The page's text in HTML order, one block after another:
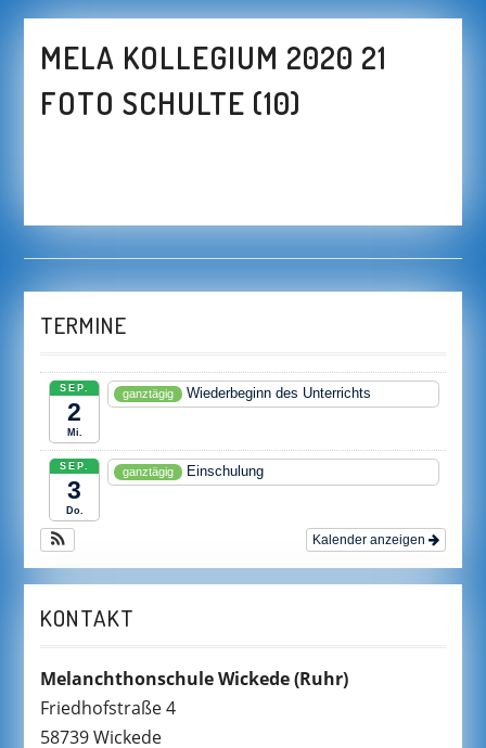
MELA KOLLEGIUM 2020 21
FOTO SCHULTE (10)
TERMINE
SEP.
2
Mi.
ganztägig Wiederbeginn des Unterrichts
SEP.
3
Do.
ganztägig Einschulung
Kalender anzeigen
KONTAKT
Melanchthonschule Wickede(Ruhr)
Friedhofstraße 4
58739 Wickede